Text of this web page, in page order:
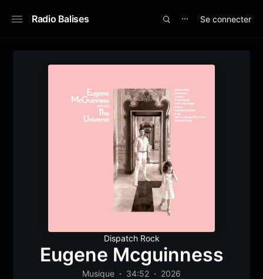
Radio Balises ⋯ Se connecter
Dispatch Rock
Eugene Mcguinness
Musique 34:52 2026